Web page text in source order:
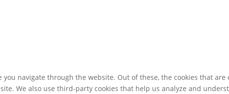
navigate through the website. Out of these, the cookies that
We also use third-party cookies that help us analyze and